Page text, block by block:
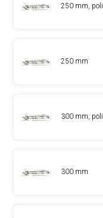
250 mm, poli
250 mm
300 mm, poli
300 mm